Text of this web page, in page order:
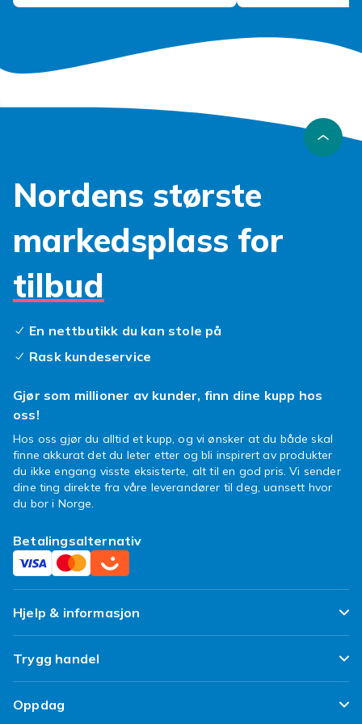
Nordens største
markedsplass for
tilbud
En nettbutikk du kan stole på
Rask kundeservice
Gjør som millioner av kunder, finn dine kupp hos
oss!
Hos oss gjør du alltid et kupp, og vi ønsker at du både skal
finne akkurat det du leter etter og bli inspirert av produkter
du ikke engang visste eksisterte, alt til en god pris. Vi sender
dine ting direkte fra våre leverandører til deg, uansett hvor
du bor i Norge.
Betalingsalternativ
Hjelp & informasjon
Ofte stilte spørsmål
Spor pakken min
Angre & returner her
Trygg handel
Fornøyd kunde-løfte
Oppdag